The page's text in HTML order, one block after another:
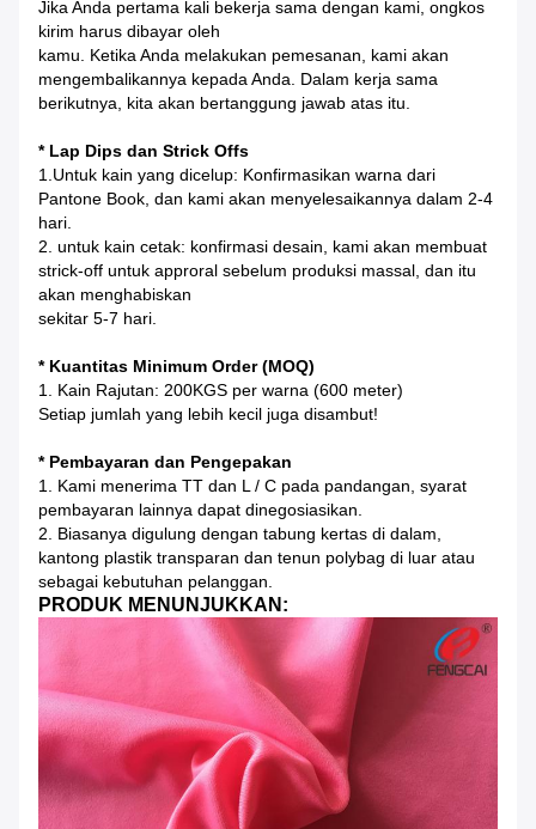
Jika Anda pertama kali bekerja sama dengan kami, ongkos
kirim harus dibayar oleh
kamu. Ketika Anda melakukan pemesanan, kami akan
mengembalikannya kepada Anda. Dalam kerja sama
berikutnya, kita akan bertanggung jawab atas itu.
* Lap Dips dan Strick Offs
1.Untuk kain yang dicelup: Konfirmasikan warna dari
Pantone Book, dan kami akan menyelesaikannya dalam 2-4
hari.
2. untuk kain cetak: konfirmasi desain, kami akan membuat
strick-off untuk approral sebelum produksi massal, dan itu
akan menghabiskan
sekitar 5-7 hari.
* Kuantitas Minimum Order (MOQ)
1. Kain Rajutan: 200KGS per warna (600 meter)
Setiap jumlah yang lebih kecil juga disambut!
* Pembayaran dan Pengepakan
1. Kami menerima TT dan L / C pada pandangan, syarat
pembayaran lainnya dapat dinegosiasikan.
2. Biasanya digulung dengan tabung kertas di dalam,
kantong plastik transparan dan tenun polybag di luar atau
sebagai kebutuhan pelanggan.
PRODUK MENUNJUKKAN: